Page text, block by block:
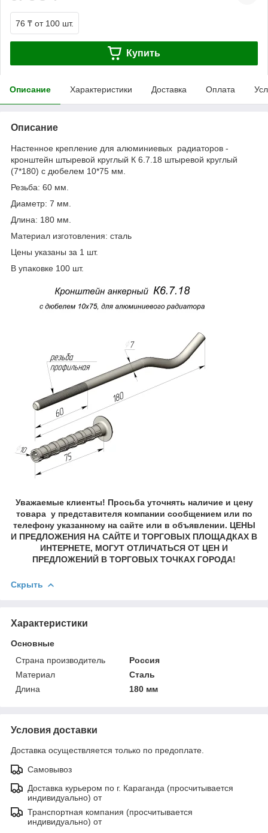
76 ₸ от 100 шт.
Купить
Описание Характеристики Доставка Оплата
Описание
Настенное крепление для алюминиевых радиаторов -
кронштейн штыревой круглый К 6.7.18 штыревой круглый
(7*180) с дюбелем 10*75 мм.
Резьба: 60 мм.
Диаметр: 7 мм.
Длина: 180 мм.
Материал изготовления: сталь
Цены указаны за 1 шт.
В упаковке 100 шт.
Уважаемые клиенты! Просьба уточнять наличие и цену
товара у представителя компании сообщением или по
телефону указанному на сайте или в объявлении. ЦЕНЫ
И ПРЕДЛОЖЕНИЯ НА САЙТЕ И ТОРГОВЫХ ПЛОЩАДКАХ В
ИНТЕРНЕТЕ, МОГУТ ОТЛИЧАТЬСЯ ОТ ЦЕН И
ПРЕДЛОЖЕНИЙ В ТОРГОВЫХ ТОЧКАХ ГОРОДА!
Скрыть
Характеристики
Основные
Страна производитель
Россия
Материал
Сталь
Длина
180 мм
Условия доставки
Доставка осуществляется только по предоплате.
Самовывоз
Доставка курьером по г. Караганда (просчитывается
индивидуально) от
Транспортная компания (просчитывается
индивидуально) от